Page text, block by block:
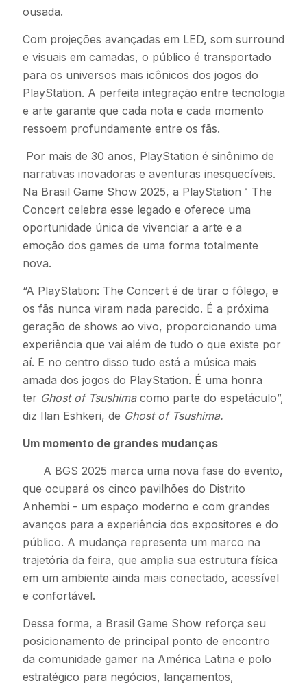
ousada.
Com projeções avançadas em LED, som surround
e visuais em camadas, o público é transportado
para os universos mais icônicos dos jogos do
PlayStation. A perfeita integração entre tecnologia
e arte garante que cada nota e cada momento
ressoem profundamente entre os fãs.
Por mais de 30 anos, PlayStation é sinônimo de
narrativas inovadoras e aventuras inesquecíveis.
Na Brasil Game Show 2025, a PlayStation™ The
Concert celebra esse legado e oferece uma
oportunidade única de vivenciar a arte e a
emoção dos games de uma forma totalmente
nova.
“A PlayStation: The Concert é de tirar o fôlego, e
os fãs nunca viram nada parecido. É a próxima
geração de shows ao vivo, proporcionando uma
experiência que vai além de tudo o que existe por
aí. E no centro disso tudo está a música mais
amada dos jogos do PlayStation. É uma honra
ter Ghost of Tsushimacomo parte do espetáculo”,
diz Ilan Eshkeri, de Ghost of Tsushima.
Um momento de grandes mudanças
A BGS 2025 marca uma nova fase do evento,
que ocupará os cinco pavilhões do Distrito
Anhembi - um espaço moderno e com grandes
avanços para a experiência dos expositores e do
público. A mudança representa um marco na
trajetória da feira, que amplia sua estrutura física
em um ambiente ainda mais conectado, acessível
e confortável.
Dessa forma, a Brasil Game Show reforça seu
posicionamento de principal ponto de encontro
da comunidade gamer na América Latina e polo
estratégico para negócios, lançamentos,